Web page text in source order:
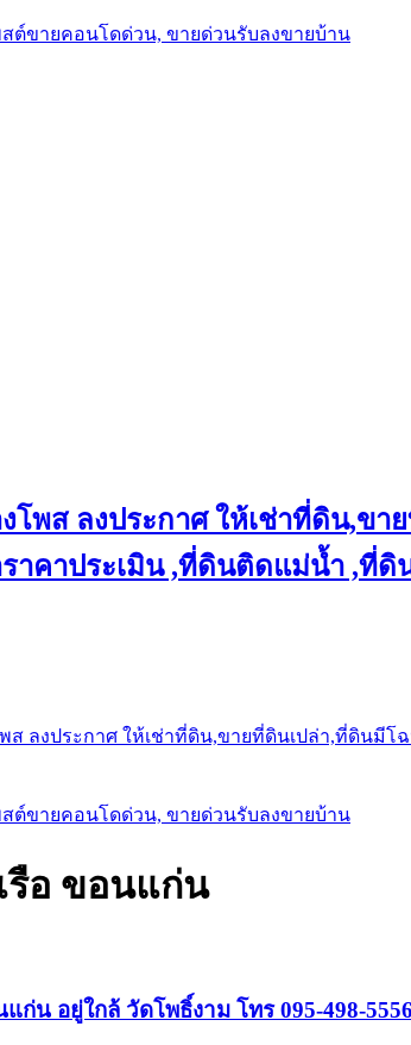
ต์ขายคอนโดด่วน, ขายด่วนรับลงขายบ้าน
โพส ลงประกาศ ให้เช่าที่ดิน,ข
าคาประเมิน ,ที่ดินติดแม่น้ำ ,ที่
ส ลงประกาศ ให้เช่าที่ดิน,ขายที่ดินเปล่า,ที่ดินมี
ต์ขายคอนโดด่วน, ขายด่วนรับลงขายบ้าน
รือ ขอนแก่น
ก่น อยู่ใกล้ วัดโพธิ์งาม โทร 095-498-5556